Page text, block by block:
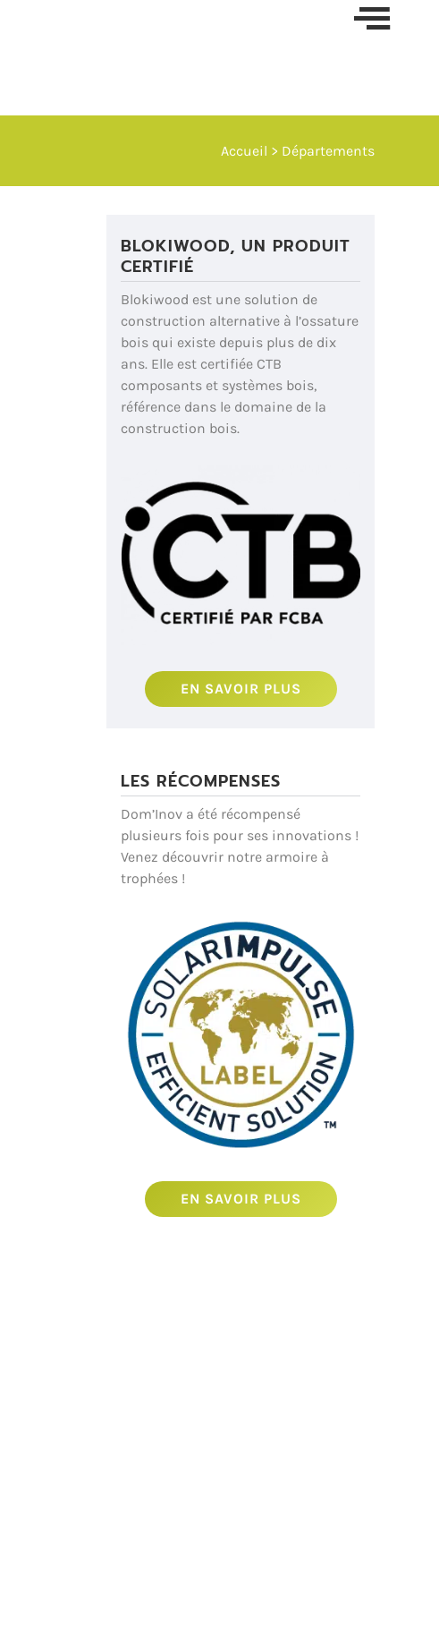
Accueil > Départements
BLOKIWOOD, UN PRODUIT
CERTIFIÉ
Blokiwood est une solution de
construction alternative à l’ossature
bois qui existe depuis plus de dix
ans. Elle est certifiée CTB
composants et systèmes bois,
référence dans le domaine de la
construction bois.
EN SAVOIR PLUS
LES RÉCOMPENSES
Dom’Inov a été récompensé
plusieurs fois pour ses innovations !
Venez découvrir notre armoire à
trophées !
EN SAVOIR PLUS